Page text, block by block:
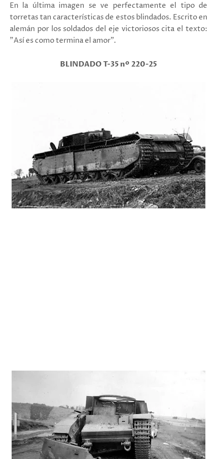
En la última imagen se ve perfectamente el tipo de
torretas tan características de estos blindados. Escrito en
alemán por los soldados del eje victoriosos cita el texto:
"Así es como termina el amor".
BLINDADO T-35 nº 220-25